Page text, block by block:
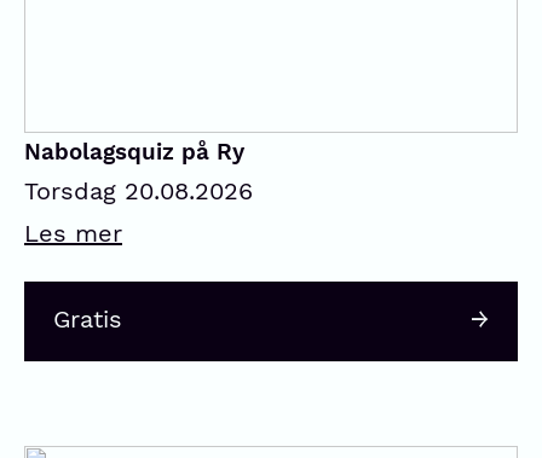
Nabolagsquiz på Ry
Torsdag 20.08.2026
Les mer
Gratis